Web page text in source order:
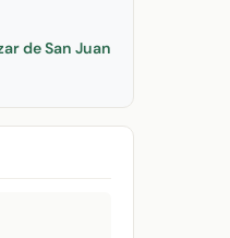
de San Juan